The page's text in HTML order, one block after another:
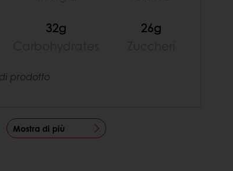
32g
26g
prodotto
Mostra di più